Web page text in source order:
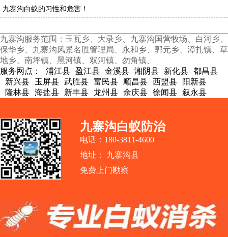
九寨沟白蚁的习性和危害！
九寨沟服务范围：玉瓦乡、大录乡、九寨沟国营牧场、白河乡、
保华乡、九寨沟风景名胜管理局、永和乡、郭元乡、漳扎镇、草
地乡、南坪镇、黑河镇、双河镇、勿角镇、
服务网点：
浦江县 盈江县 金溪县 湘阴县 新化县 都昌县
新兴县
玉屏县 武胜县 富民县 顺昌县 西盟县
阳新县
隆林县 海盐县 新丰县 龙州县 余庆县 徐闻县 叙永县
九寨沟白蚁防治
电话：180-3811-4600
地址： 九寨沟县
免费上门勘察